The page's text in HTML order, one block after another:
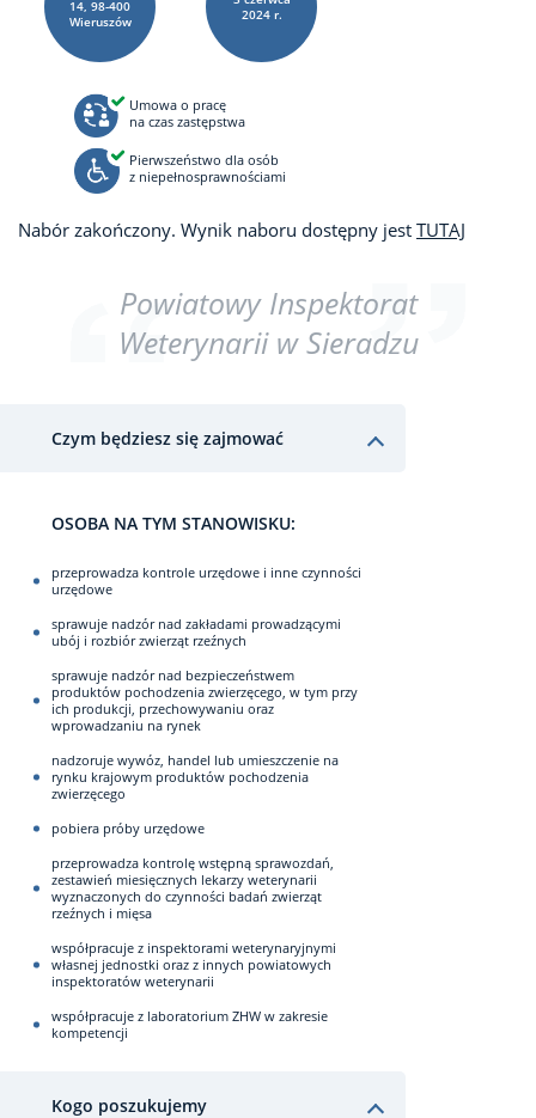
14, 98-400
Wieruszów
2024 r.
Umowa o pracę
na czas zastępstwa
Pierwszeństwo dla osób
z niepełnosprawnościami
Nabór zakończony. Wynik naboru dostępny jest TUTAJ
Powiatowy Inspektorat
Weterynarii w Sieradzu
Czym będziesz się zajmować
OSOBA NA TYM STANOWISKU:
przeprowadza kontrole urzędowe i inne czynności
urzędowe
sprawuje nadzór nad zakładami prowadzącymi
ubój i rozbiór zwierząt rzeźnych
sprawuje nadzór nad bezpieczeństwem
produktów pochodzenia zwierzęcego, w tym przy
ich produkcji, przechowywaniu oraz
wprowadzaniu na rynek
nadzoruje wywóz, handel lub umieszczenie na
rynku krajowym produktów pochodzenia
zwierzęcego
pobiera próby urzędowe
przeprowadza kontrolę wstępną sprawozdań,
zestawień miesięcznych lekarzy weterynarii
wyznaczonych do czynności badań zwierząt
rzeźnych i mięsa
współpracuje z inspektorami weterynaryjnymi
własnej jednostki oraz z innych powiatowych
inspektoratów weterynarii
współpracuje z laboratorium ZHW w zakresie
kompetencji
Kogo poszukujemy